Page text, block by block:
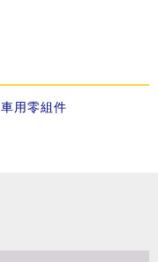
車用零組件